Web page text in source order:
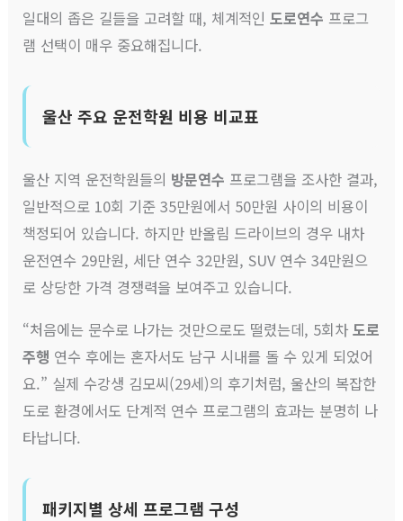
일대의 좁은 길들을 고려할 때, 체계적인도로연수 프로그
램 선택이 매우 중요해집니다.
울산 주요 운전학원 비용 비교표
울산 지역 운전학원들의 방문연수 프로그램을 조사한 결과,
일반적으로 10회 기준 35만원에서 50만원 사이의 비용이
책정되어 있습니다. 하지만 반올림 드라이브의 경우 내차
운전연수 29만원, 세단 연수 32만원, SUV 연수 34만원으
로 상당한 가격 경쟁력을 보여주고 있습니다.
“처음에는 문수로 나가는 것만으로도 떨렸는데, 5회차도로
주행 연수 후에는 혼자서도 남구 시내를 돌 수 있게 되었어
요.” 실제 수강생 김모씨(29세)의 후기처럼, 울산의 복잡한
도로 환경에서도 단계적 연수 프로그램의 효과는 분명히 나
타납니다.
패키지별 상세 프로그램 구성